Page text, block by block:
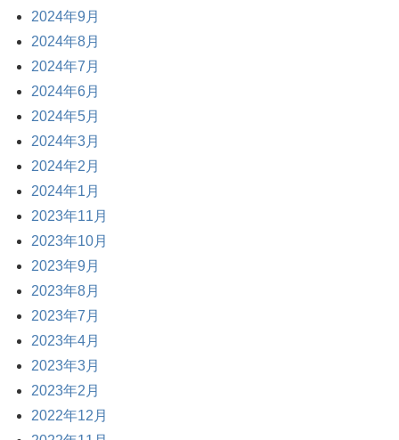
2024年9月
2024年8月
2024年7月
2024年6月
2024年5月
2024年3月
2024年2月
2024年1月
2023年11月
2023年10月
2023年9月
2023年8月
2023年7月
2023年4月
2023年3月
2023年2月
2022年12月